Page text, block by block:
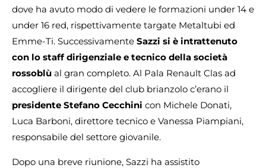
dove ha avuto modo di vedere le formazioni under 14 e
under 16 red, rispettivamente targate Metaltubi ed
Emme-Ti. Successivamente Sazzi si è intrattenuto
con lo staff dirigenziale e tecnico della società
rossoblù al gran completo. Al Pala Renault Clas ad
accogliere il dirigente del club brianzolo c’erano il
presidente Stefano Cecchini con Michele Donati,
Luca Barboni, direttore tecnico e Vanessa Piampiani,
responsabile del settore giovanile.
Dopo una breve riunione, Sazzi ha assistito